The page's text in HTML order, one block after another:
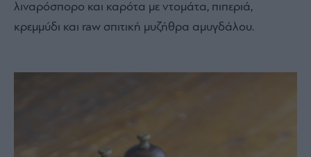
λιναρόσπορο και καρότα με ντομάτα, πιπεριά,
κρεμμύδι και raw σπιτική μυζήθρα αμυγδάλου.